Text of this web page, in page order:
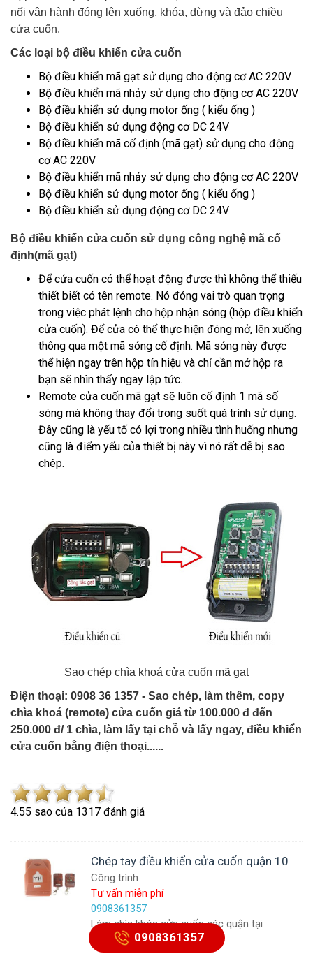
nối vận hành đóng lên xuống, khóa, dừng và đảo chiều
cửa cuốn.
Các loại bộ điều khiển cửa cuốn
Bộ điều khiển mã gạt sử dụng cho động cơ AC 220V
Bộ điều khiển mã nhảy sử dụng cho động cơ AC 220V
Bộ điều khiển sử dụng motor ống ( kiểu ống )
Bộ điều khiển sử dụng động cơ DC 24V
Bộ điều khiển mã cố định (mã gạt) sử dụng cho động
cơ AC 220V
Bộ điều khiển mã nhảy sử dụng cho động cơ AC 220V
Bộ điều khiển sử dụng motor ống ( kiểu ống )
Bộ điều khiển sử dụng động cơ DC 24V
Bộ điều khiển cửa cuốn sử dụng công nghệ mã cố
định(mã gạt)
Để cửa cuốn có thể hoạt động được thì không thể thiếu
thiết biết có tên remote. Nó đóng vai trò quan trọng
trong việc phát lệnh cho hộp nhận sóng (hộp điều khiển
cửa cuốn). Để cửa có thể thực hiện đóng mở, lên xuống
thông qua một mã sóng cố định. Mã sóng này được
thể hiện ngay trên hộp tín hiệu và chỉ cần mở hộp ra
bạn sẽ nhìn thấy ngay lập tức.
Remote cửa cuốn mã gạt sẽ luôn cố định 1 mã số
sóng mà không thay đổi trong suốt quá trình sử dụng.
Đây cũng là yếu tố có lợi trong nhiều tình huống nhưng
cũng là điểm yếu của thiết bị này vì nó rất dễ bị sao
chép.
Sao chép chìa khoá cửa cuốn mã gạt
Điện thoại: 0908 36 1357 - Sao chép, làm thêm, copy
chìa khoá (remote) cửa cuốn giá từ 100.000 đ đến
250.000 đ/ 1 chìa, làm lấy tại chỗ và lấy ngay, điều khiển
cửa cuốn bằng điện thoại......
4.55 sao của 1317 đánh giá
Chép tay điều khiển cửa cuốn quận 10
Công trình
Tư vấn miễn phí
0908361357
Làm chìa khóa cửa cuốn các quận tại
Tp.HCM
0908361357